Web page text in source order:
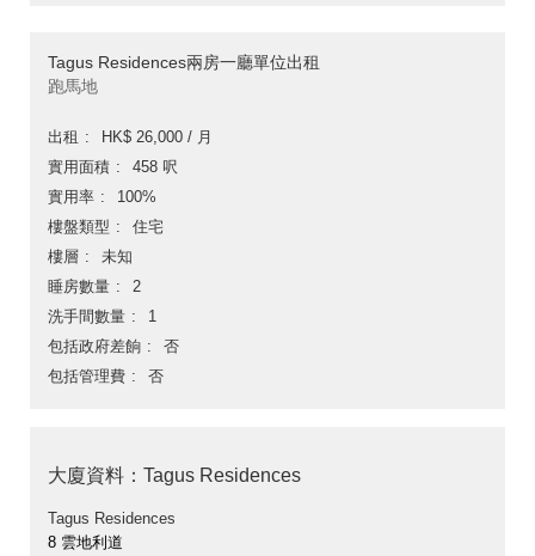
Tagus Residences兩房一廳單位出租
跑馬地
出租
HK$ 26,000 / 月
實用面積
458 呎
實用率
100%
樓盤類型
住宅
樓層
未知
睡房數量
2
洗手間數量
1
包括政府差餉
否
包括管理費
否
大廈資料：Tagus Residences
Tagus Residences
8 雲地利道